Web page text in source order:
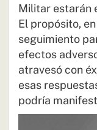
Militar estarán
El propósito,
seguimiento
efectos
atravesó con
esas
podría manifest